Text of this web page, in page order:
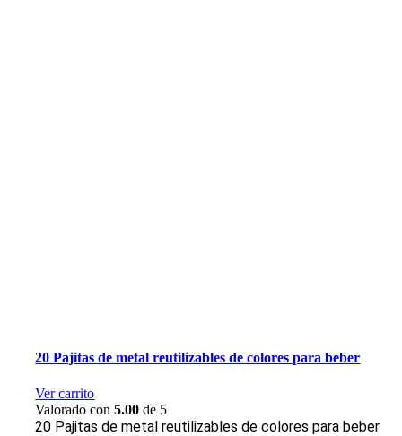
20 Pajitas de metal reutilizables de colores para beber
Ver carrito
Valorado con5.00 de 5
20 Pajitas de metal reutilizables de colores para beber